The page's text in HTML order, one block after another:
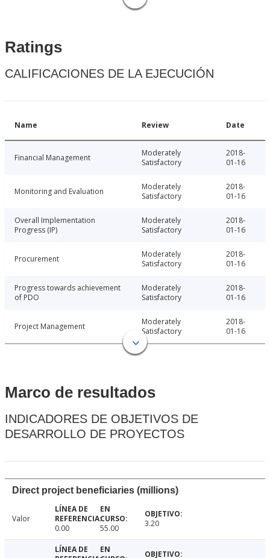
Ratings
CALIFICACIONES DE LA EJECUCIÓN
Name Review Date
Financial Management
Moderately
Satisfactory
2018-
01-16
Monitoring and Evaluation
Moderately
Satisfactory
2018-
01-16
Overall Implementation
Progress (IP)
Moderately
Satisfactory
2018-
01-16
Procurement
Moderately
Satisfactory
2018-
01-16
Progress towards achievement
of PDO
Moderately
Satisfactory
2018-
01-16
Project Management
Moderately
Satisfactory
2018-
01-16
Marco de resultados
INDICADORES DE OBJETIVOS DE
DESARROLLO DE PROYECTOS
Direct project beneficiaries (millions)
Valor
0.00
55.00 3.20